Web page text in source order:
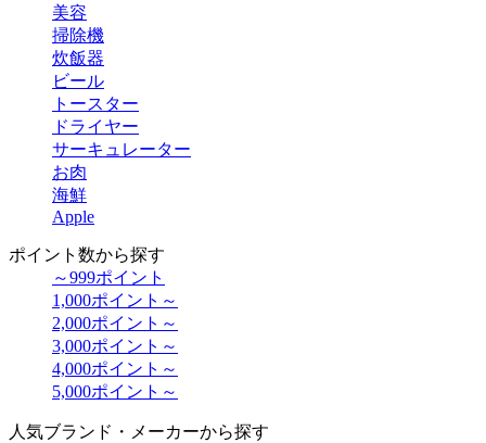
美容
掃除機
炊飯器
ビール
トースター
ドライヤー
サーキュレーター
お肉
海鮮
Apple
ポイント数から探す
～999ポイント
1,000ポイント～
2,000ポイント～
3,000ポイント～
4,000ポイント～
5,000ポイント～
人気ブランド・メーカーから探す